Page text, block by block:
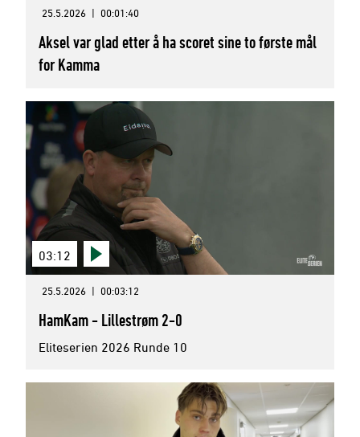
25.5.2026 | 00:01:40
Aksel var glad etter å ha scoret sine to første mål
for Kamma
03:12
25.5.2026 | 00:03:12
HamKam - Lillestrøm 2-0
Eliteserien 2026 Runde 10